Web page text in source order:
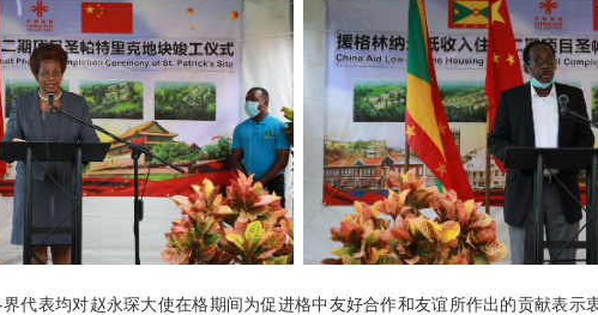
表均对赵永琛大使在格期间为促进格中友好合作和友谊所作出的贡献表示